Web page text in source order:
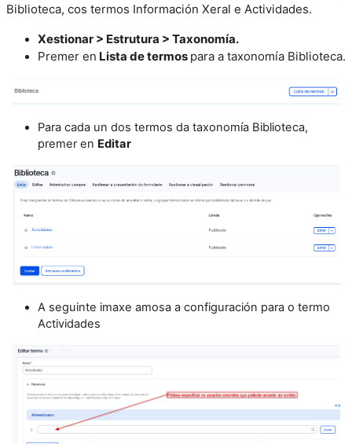
Biblioteca, cos termos Información Xeral e Actividades.
Xestionar > Estrutura > Taxonomía.
Premer en Lista de termos para a taxonomía Biblioteca.
Para cada un dos termos da taxonomía Biblioteca,
premer en Editar
A seguinte imaxe amosa a configuración para o termo
Actividades